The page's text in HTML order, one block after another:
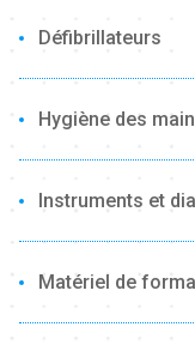
Défibrillateurs
Hygiène des
Instruments et
Matériel de